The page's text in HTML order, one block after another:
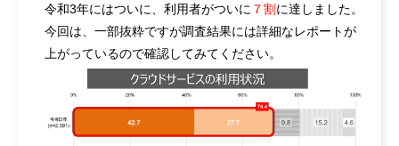
令和3年にはついに、利用者がついに ７割 に達しました。
今回は、一部抜粋ですが調査結果には詳細なレポートが
上がっているので確認してみてください。